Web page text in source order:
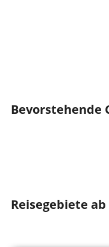
Bevorstehende
Reisegebiete